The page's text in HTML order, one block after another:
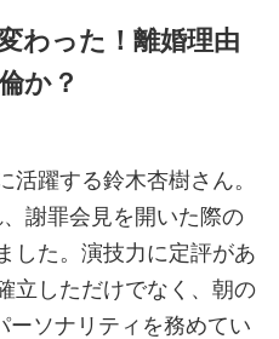
わった！離婚理由
か？
躍する鈴木杏樹さん。
謝罪会見を開いた際の
した。演技力に定評があ
立しただけでなく、朝の
ーソナリティを務めてい